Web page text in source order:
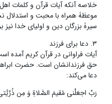
خلاصه آنکه آیات قرآن و کلمات
موعظۀ همراه با محبت و
سیرۀ بزرگان دین و اولیای خدا
٣. دعا برای فرزند­
آیات فراوانی در قرآن کریم آمده
حق فرزندانشان است. حضرت
دعا می‌کند:
رَبِّ اجعَلْنی مُقیمَ الصَّلاةِ وَ مِن ذُرِّیَّتی